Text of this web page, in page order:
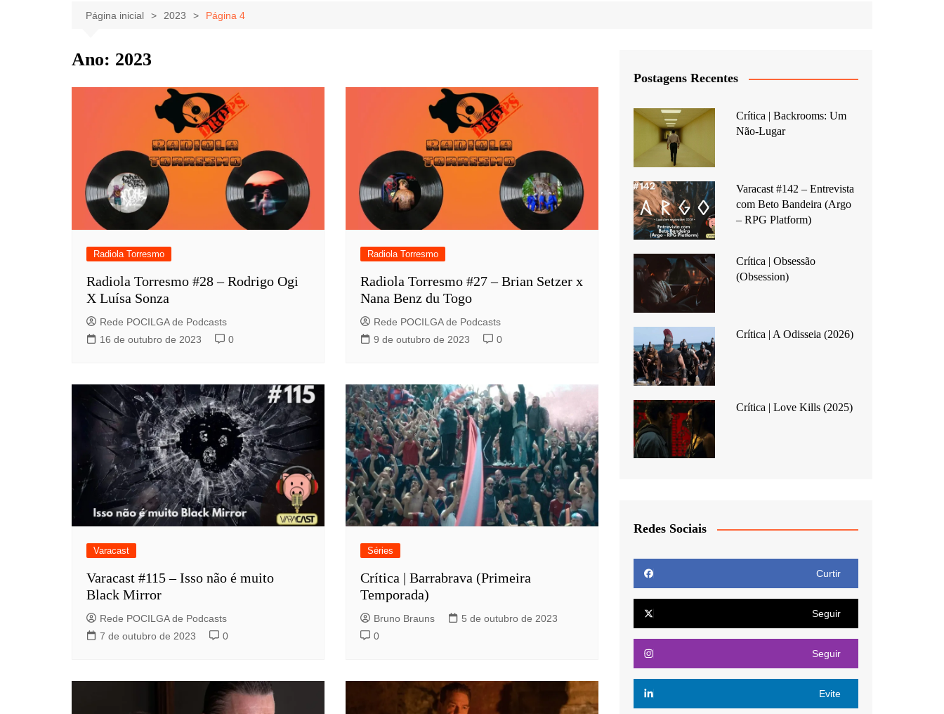
Celebridades
Música
Clássicos
Página inicial 2023 Página 4
Ano: 2023
Radiola Torresmo
Radiola Torresmo #28 – Rodrigo Ogi
X Luísa Sonza
Rede POCILGA de Podcasts
16 de outubro de 2023
0
Radiola Torresmo
Radiola Torresmo #27 – Brian Setzer x
Nana Benz du Togo
Rede POCILGA de Podcasts
9 de outubro de 2023
0
Varacast
Varacast #115 – Isso não é muito
Black Mirror
Rede POCILGA de Podcasts
7 de outubro de 2023
0
Séries
Crítica | Barrabrava (Primeira
Temporada)
Bruno Brauns
5 de outubro de 2023
0
Postagens Recentes
Crítica | Backrooms: Um
Não-Lugar
Varacast #142 – Entrevista
com Beto Bandeira (Argo
– RPG Platform)
Crítica | Obsessão
(Obsession)
Crítica | A Odisseia (2026)
Crítica | Love Kills (2025)
Redes Sociais
Curtir
Seguir
Seguir
Evite